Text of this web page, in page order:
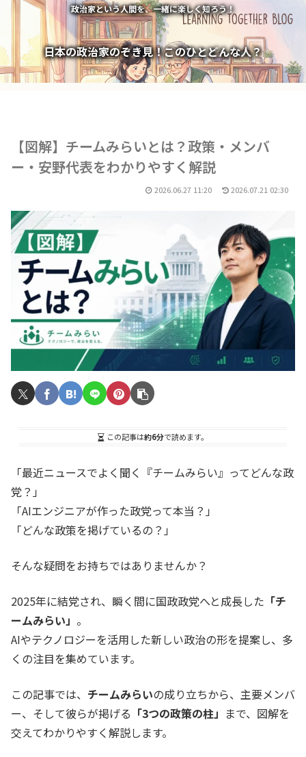
政治家という人間を、一緒に楽しく知ろう！
日本の政治家のぞき見！このひとどんな人？
【図解】チームみらいとは？政策・メンバ
ー・安野代表をわかりやすく解説
2026.06.27 11:20 2026.07.21 02:30
この記事は約6分で読めます。
「最近ニュースでよく聞く『チームみらい』ってどんな政
党？」
「AIエンジニアが作った政党って本当？」
「どんな政策を掲げているの？」
そんな疑問をお持ちではありませんか？
2025年に結党され、瞬く間に国政政党へと成長した 「チ
ームみらい」 。
AIやテクノロジーを活用した新しい政治の形を提案し、多
くの注目を集めています。
この記事では、 チームみらいの成り立ちから、主要メンバ
ー、そして彼らが掲げる 「3つの政策の柱」 まで、図解を
交えてわかりやすく解説します。